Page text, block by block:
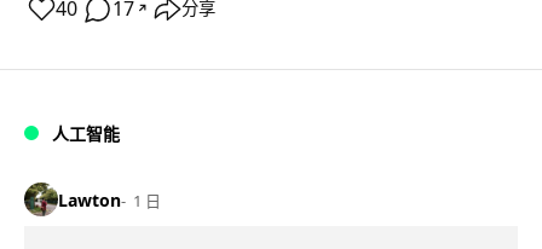
40 17 ↗ 分享
人工智能
Lawton 1 日